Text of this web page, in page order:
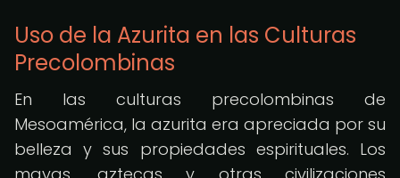
Uso de la Azurita en las Culturas
Precolombinas
En las culturas precolombinas de
Mesoamérica, la azurita era apreciada por su
belleza y sus propiedades espirituales. Los